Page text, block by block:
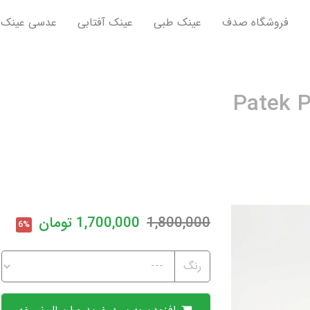
فروشگاه صدف عینک طبی عینک آفتابی عدسی عینک
1,800,000
1,700,000 تومان 6%
رنگ